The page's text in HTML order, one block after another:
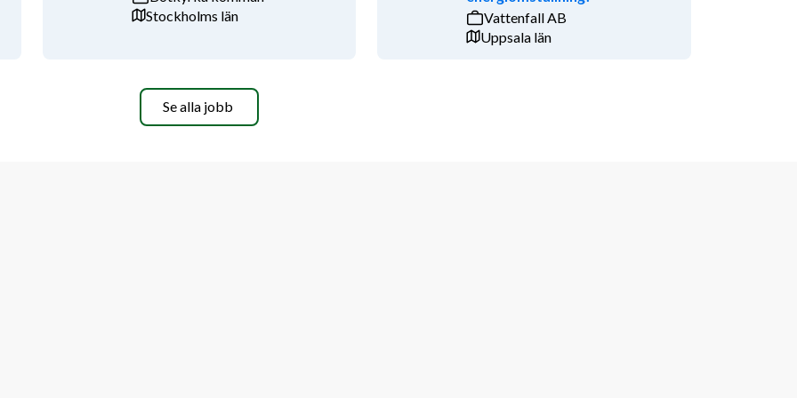
Stockholms län
Vattenfall AB
Uppsala län
Se alla jobb